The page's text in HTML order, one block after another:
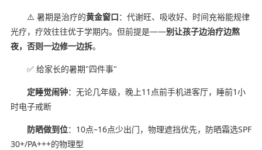
⚠️ 暑期是治疗的黄金窗口：代谢旺、吸收好、时间充裕能规律
光疗，疗效往往优于学期内。但前提是——别让孩子边治疗边熬
夜，否则一边修一边拆。
✅ 给家长的暑期"四件事"
定睡觉闹钟：无论几年级，晚上11点前手机进客厅，睡前1小
时电子戒断
防晒做到位：10点–16点少出门，物理遮挡优先，防晒霜选SPF
30+/PA+++的物理型